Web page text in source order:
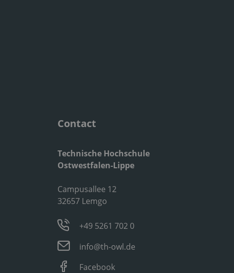
Contact
Technische Hochschule
Ostwestfalen-Lippe
Campusallee 12
32657 Lemgo
+49 5261 702 0
info@th-owl.de
Facebook